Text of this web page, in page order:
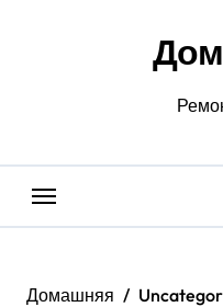
Домашняя